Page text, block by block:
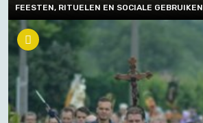
FEESTEN, RITUELEN EN SOCIALE GEBRUIKEN